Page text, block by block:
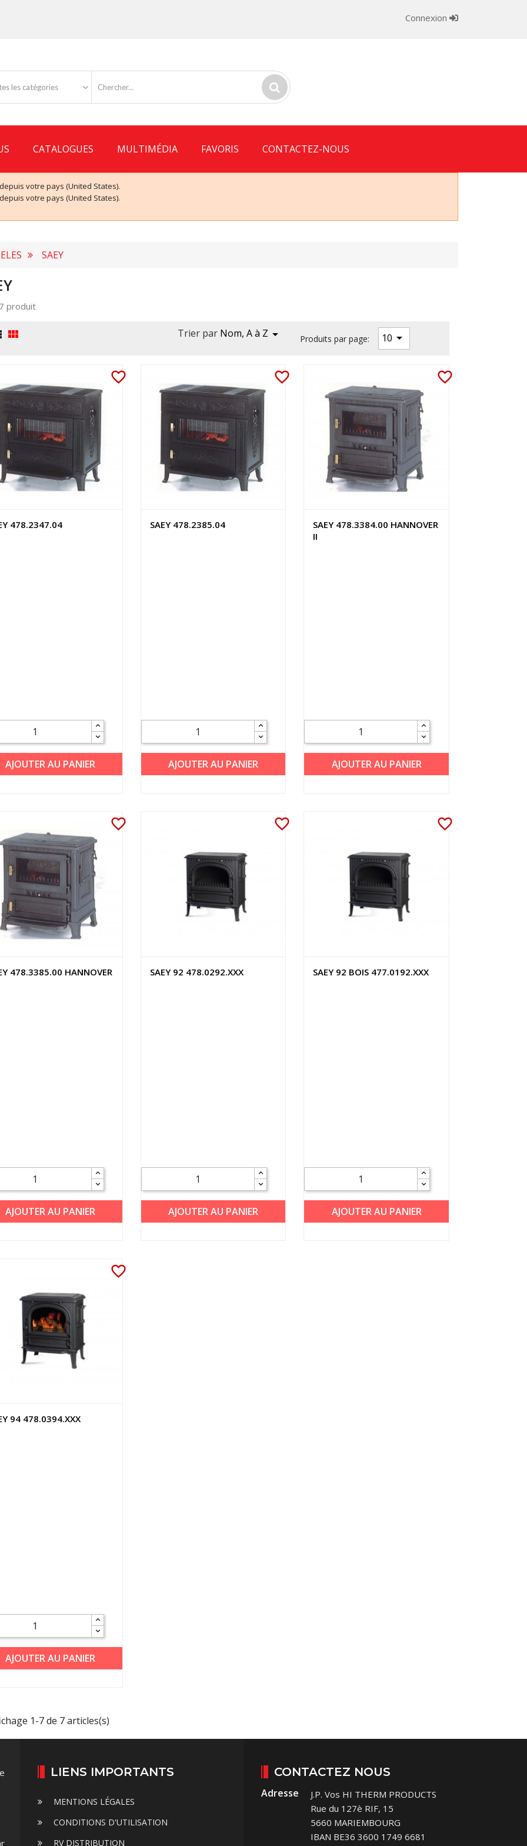
Connexion
les catégories
CATALOGUES MULTIMÉDIA FAVORIS CONTACTEZ-NOUS
votre pays (United States).
votre pays (United States).
SAEY
produit
 Trier par Nom, A à Z  Produits par page: 10 
favorite_border
478.2347.04
AJOUTER AU PANIER
favorite_border
SAEY 478.2385.04
AJOUTER AU PANIER
favorite_border
SAEY 478.3384.00 HANNOVER
II
AJOUTER AU PANIER
favorite_border
478.3385.00 HANNOVER
AJOUTER AU PANIER
favorite_border
SAEY 92 478.0292.XXX
AJOUTER AU PANIER
favorite_border
SAEY 92 BOIS 477.0192.XXX
AJOUTER AU PANIER
favorite_border
94 478.0394.XXX
AJOUTER AU PANIER
1-7 de 7 articles(s)
LIENS IMPORTANTS
MENTIONS LÉGALES
CONDITIONS D'UTILISATION
RV DISTRIBUTION
CONTACTEZ NOUS
Adresse
J.P. Vos HI THERM PRODUCTS
Rue du 127è RIF, 15
5660 MARIEMBOURG
IBAN BE36 3600 1749 6681